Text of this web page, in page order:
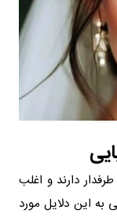
دارند و اغلب
به این دلایل مورد